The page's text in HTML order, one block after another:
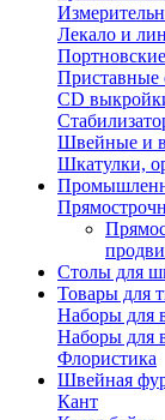
Лекало и
Приставные
СD
Швейные и
Шкатулки,
Столы для
Товары для
Наборы для
Наборы для
Флористика
Швейная
Кант